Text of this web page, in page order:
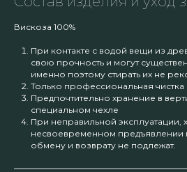
Вискоза 100%
При контакте с водой вещи из
свою прочность и могут
именно поэтому стирать их не
Только профессиональная чистка
Предпочтительно хранение в
специальном чехле
При неправильной эксплуатации,
несвоевременном предъявлении
обмену и возврату не подлежат.